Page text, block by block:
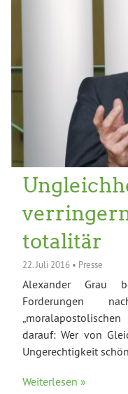
totalitär
22. Juli 2016 • Presse
Alexander Grau
Forderungen
darauf: Wer von
Ungerechtigkeit
Weiterlesen »